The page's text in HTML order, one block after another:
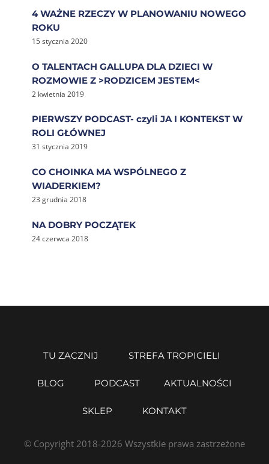
4 WAŻNE RZECZY W PLANOWANIU NOWEGO
ROKU
15 stycznia 2020
O TALENTACH GALLUPA DLA DZIECI W
ROZMOWIE Z >RODZICEM JESTEM<
2 kwietnia 2019
PIERWSZY PODCAST- czyli JA I KONTEKST W
ROLI GŁÓWNEJ
31 stycznia 2019
CO CHOINKA MA WSPÓLNEGO Z
WIADERKIEM?
23 grudnia 2018
NA DOBRY POCZĄTEK
24 czerwca 2018
TU ZACZNIJ STREFA TROPICIELI
BLOG PODCAST AKTUALNOŚCI
SKLEP KONTAKT
© Copyright 2018-2026 Wszystkie prawa zastrzeżone